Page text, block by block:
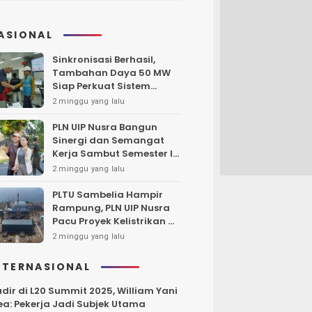
Sinkronisasi Berhasil,
Tambahan Daya 50 MW
Siap Perkuat Sistem
Lombok
2 minggu yang lalu
PLN UIP Nusra Bangun
Sinergi dan Semangat
Kerja Sambut Semester II
2026
2 minggu yang lalu
PLTU Sambelia Hampir
Rampung, PLN UIP Nusra
Pacu Proyek Kelistrikan di
NTT
2 minggu yang lalu
di L20 Summit 2025, William Yani
Pekerja Jadi Subjek Utama